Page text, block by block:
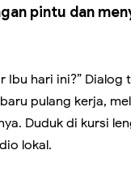
pintu dan
Ibu hari ini?” Dialog
pulang kerja,
Duduk di kursi
lokal.